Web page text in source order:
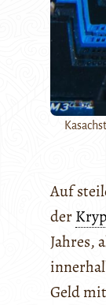
Auf
der
Jahres,
Geld